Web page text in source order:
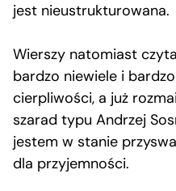
jest nieustrukturowana.
Wierszy natomiast
bardzo niewiele i
cierpliwości, a już
szarad typu Andrzej
jestem w stanie
dla przyjemności.